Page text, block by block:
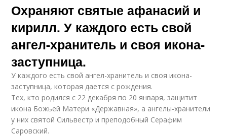
Охраняют святые афанасий и
кирилл. У каждого есть свой
ангел-хранитель и своя икона-
заступница.
У каждого есть свой ангел-хранитель и своя икона-
заступница, которая дается с рождения.
Тех, кто родился с 22 декабря по 20 января, защитит
икона Божьей Матери «Державная», а ангелы-хранители
у них святой Сильвестр и преподобный Серафим
Саровский.